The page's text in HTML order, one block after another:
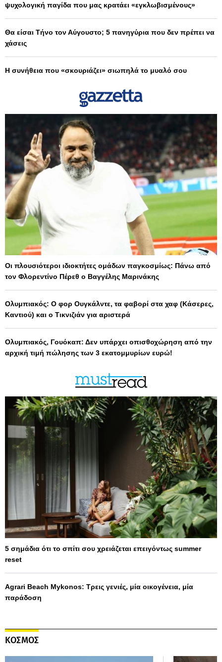
ψυχολογική παγίδα που μας κρατάει «εγκλωβισμένους»
Θα είσαι Τήνο τον Αύγουστο; 5 πανηγύρια που δεν πρέπει να
χάσεις
Η συνήθεια που «σκουριάζει» σιωπηλά το μυαλό σου
Οι πλουσιότεροι ιδιοκτήτες ομάδων παγκοσμίως: Πάνω από
τον Φλορεντίνο Πέρεθ ο Βαγγέλης Μαρινάκης
Ολυμπιακός: Ο φορ Ουγκάλντε, τα φαβορί στα χαφ (Κάσερες,
Καντιού) και ο Τικνιζιάν για αριστερά
Ολυμπιακός, Γουόκαπ: Δεν υπάρχει οπισθοχώρηση από την
αρχική τιμή πώλησης των 3 εκατομμυρίων ευρώ!
5 σημάδια ότι το σπίτι σου χρειάζεται επειγόντως summer
reset
Agrari Beach Mykonos: Τρεις γενιές, μία οικογένεια, μία
παράδοση
ΚΟΣΜΟΣ